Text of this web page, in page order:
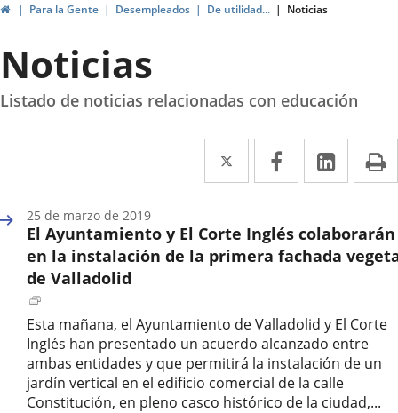
HomePara la Gente Desempleados De utilidad... Noticias
Noticias
Listado de noticias relacionadas con educación
Twitter
Enlace
a
aplicación
Facebook
Enlace
a
aplicación
Enlace
a
El Ayuntamiento y El Corte Inglés colaborarán
en la instalación de la primera fachada
de Valladolid
Enlace
a
una
aplicación
externa.
Esta mañana, el Ayuntamiento de Valladolid y El Corte
Inglés han presentado un acuerdo alcanzado entre
ambas entidades y que permitirá la instalación de un
jardín vertical en el edificio comercial de la calle
Constitución, en pleno casco histórico de la ciudad,...
25 de marzo de 2019